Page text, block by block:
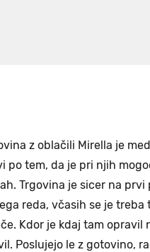
z oblačili Mirella je
po tem, da je pri njih
Trgovina je sicer na
reda, včasih se je
Kdor je kdaj tam opravil
Poslujejo le z gotovino,